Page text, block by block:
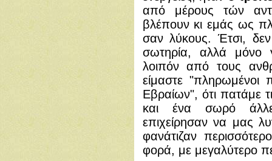
από μέρους τών
βλέπουν κι εμάς ως
σαν λύκους. Έτσι,
σωτηρία, αλλά μόνο
λοιπόν από τους
είμαστε "πληρωμένοι
Εβραίων", ότι πατάμε
και ένα σωρό
επιχείρησαν να μας
φανάτιζαν
φορά, με μεγαλύτερο